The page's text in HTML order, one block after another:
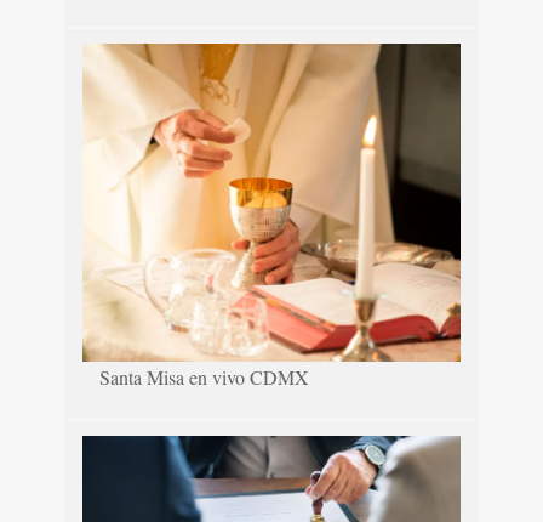
Santa Misa en vivo CDMX